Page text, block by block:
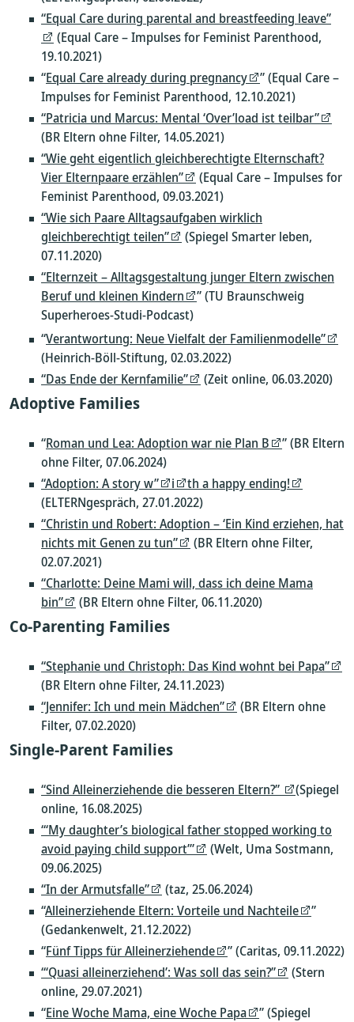
“Equal Care during parental and breastfeeding leave”
(Equal Care – Impulses for Feminist Parenthood,
19.10.2021)
“Equal Care already during pregnancy
” (Equal Care –
Impulses for Feminist Parenthood, 12.10.2021)
“Patricia und Marcus: Mental ‘Over’load ist teilbar”
(BR Eltern ohne Filter, 14.05.2021)
“Wie geht eigentlich gleichberechtigte Elternschaft?
Vier Elternpaare erzählen”
(Equal Care – Impulses for
Feminist Parenthood, 09.03.2021)
“Wie sich Paare Alltagsaufgaben wirklich
gleichberechtigt teilen”
(Spiegel Smarter leben,
07.11.2020)
“Elternzeit – Alltagsgestaltung junger Eltern zwischen
Beruf und kleinen Kindern
” (TU Braunschweig
Superheroes-Studi-Podcast)
“Verantwortung: Neue Vielfalt der Familienmodelle”
(Heinrich-Böll-Stiftung, 02.03.2022)
“Das Ende der Kernfamilie”
(Zeit online, 06.03.2020)
Adoptive Families
“Roman und Lea: Adoption war nie Plan B
” (BR Eltern
ohne Filter, 07.06.2024)
“Adoption: A story w”
i
th a happy ending!
(ELTERNgespräch, 27.01.2022)
“Christin und Robert: Adoption – ‘Ein Kind erziehen, hat
nichts mit Genen zu tun”
(BR Eltern ohne Filter,
02.07.2021)
“Charlotte: Deine Mami will, dass ich deine Mama
bin”
(BR Eltern ohne Filter, 06.11.2020)
Co-Parenting Families
“Stephanie und Christoph: Das Kind wohnt bei Papa”
(BR Eltern ohne Filter, 24.11.2023)
“Jennifer: Ich und mein Mädchen”
(BR Eltern ohne
Filter, 07.02.2020)
Single-Parent Families
“Sind Alleinerziehende die besseren Eltern?”
(Spiegel
online, 16.08.2025)
“‘My daughter’s biological father stopped working to
avoid paying child support’”
(Welt, Uma Sostmann,
09.06.2025)
“In der Armutsfalle”
(taz, 25.06.2024)
“Alleinerziehende Eltern: Vorteile und Nachteile
”
(Gedankenwelt, 21.12.2022)
“Fünf Tipps für Alleinerziehende
” (Caritas, 09.11.2022)
“‘Quasi alleinerziehend’: Was soll das sein?”
(Stern
online, 29.07.2021)
“Eine Woche Mama, eine Woche Papa
” (Spiegel